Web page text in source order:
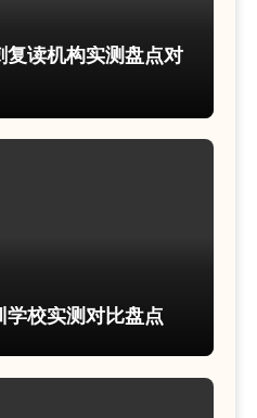
读机构实测盘点对
校实测对比盘点